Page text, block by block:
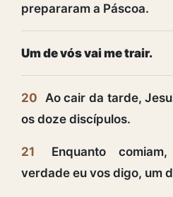
prepararam a Páscoa.
Um de vós vai me trair.
20
Ao cair da tarde,
os doze discípulos.
21
Enquanto
verdade eu vos digo, um